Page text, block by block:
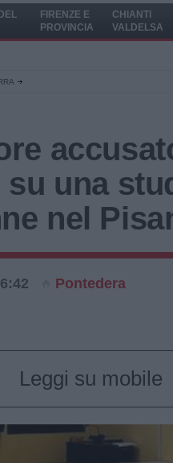
FIRENZE E
PROVINCIA
CHIANTI
VALDELSA
una
nel
Pontedera
Leggi su mobile